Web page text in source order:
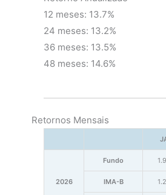
12 meses: 13.7%
24 meses: 13.2%
36 meses: 13.5%
48 meses: 14.6%
Retornos Mensais
2026
Fundo
IMA-B